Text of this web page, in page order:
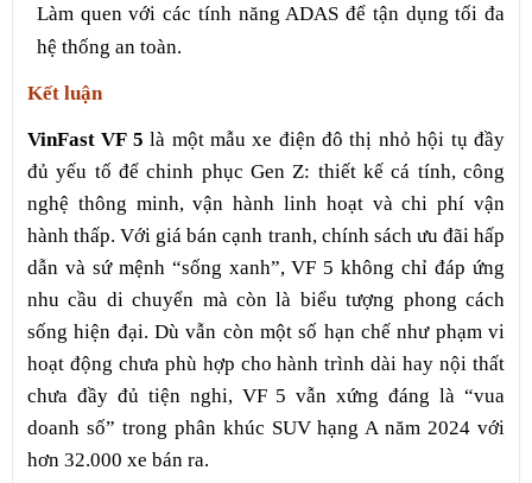
Làm quen với các tính năng ADAS để tận dụng tối đa
hệ thống an toàn.
Kết luận
VinFast VF 5 là một mẫu xe điện đô thị nhỏ hội tụ đầy
đủ yếu tố để chinh phục Gen Z: thiết kế cá tính, công
nghệ thông minh, vận hành linh hoạt và chi phí vận
hành thấp. Với giá bán cạnh tranh, chính sách ưu đãi hấp
dẫn và sứ mệnh “sống xanh”, VF 5 không chỉ đáp ứng
nhu cầu di chuyển mà còn là biểu tượng phong cách
sống hiện đại. Dù vẫn còn một số hạn chế như phạm vi
hoạt động chưa phù hợp cho hành trình dài hay nội thất
chưa đầy đủ tiện nghi, VF 5 vẫn xứng đáng là “vua
doanh số” trong phân khúc SUV hạng A năm 2024 với
hơn 32.000 xe bán ra.